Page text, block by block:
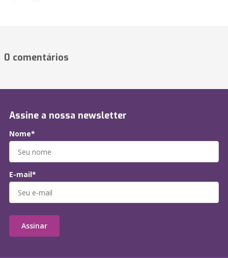
0 comentários
Assine a nossa newsletter
Nome*
E-mail*
Assinar